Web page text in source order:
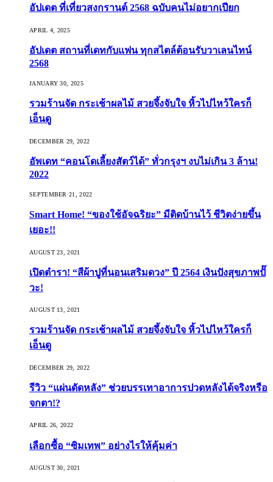
อัปเดต ที่เที่ยวสงกรานต์ 2568 ฉบับคนไม่อยากเปียก
APRIL 4, 2025
อัปเดต สถานที่เดทกับแฟน ทุกสไตล์ต้อนรับวาเลนไทน์
2568
JANUARY 30, 2025
รวมร้านจัด กระเช้าผลไม้ สวยจึ้งจับใจ หิ้วไปไหว้ใครก็
เอ็นดู
DECEMBER 29, 2022
อัพเดท “คอนโดเลี้ยงสัตว์ได้” ทั่วกรุงฯ งบไม่เกิน 3 ล้าน!
2022
SEPTEMBER 21, 2022
Smart Home! “ของใช้อัจฉริยะ” มีติดบ้านไว้ ชีวิตง่ายขึ้น
เยอะ!!
AUGUST 23, 2021
เปิดตำรา! “สีผ้าปูที่นอนเสริมดวง” ปี 2564 เงินปังสุขภาพปั๊
วะ!
AUGUST 13, 2021
รวมร้านจัด กระเช้าผลไม้ สวยจึ้งจับใจ หิ้วไปไหว้ใครก็
เอ็นดู
DECEMBER 29, 2022
รีวิว “แผ่นดัดหลัง” ช่วยบรรเทาอาการปวดหลังได้จริงหรือ
จกตา!?
APRIL 26, 2022
เลือกซื้อ “ซิมเทพ” อย่างไรให้คุ้มค่า
AUGUST 30, 2021